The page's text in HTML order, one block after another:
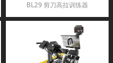
BL29 剪刀高拉训练器